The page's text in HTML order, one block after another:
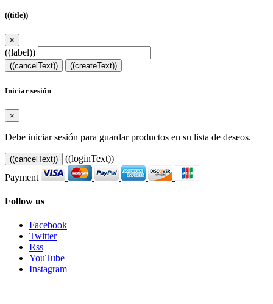
((title))
×
((label))
((cancelText)) ((createText))
Iniciar sesión
×
Debe iniciar sesión para guardar productos en su lista de deseos.
((cancelText))
((loginText))
Payment
Follow us
Facebook
Twitter
Rss
YouTube
Instagram